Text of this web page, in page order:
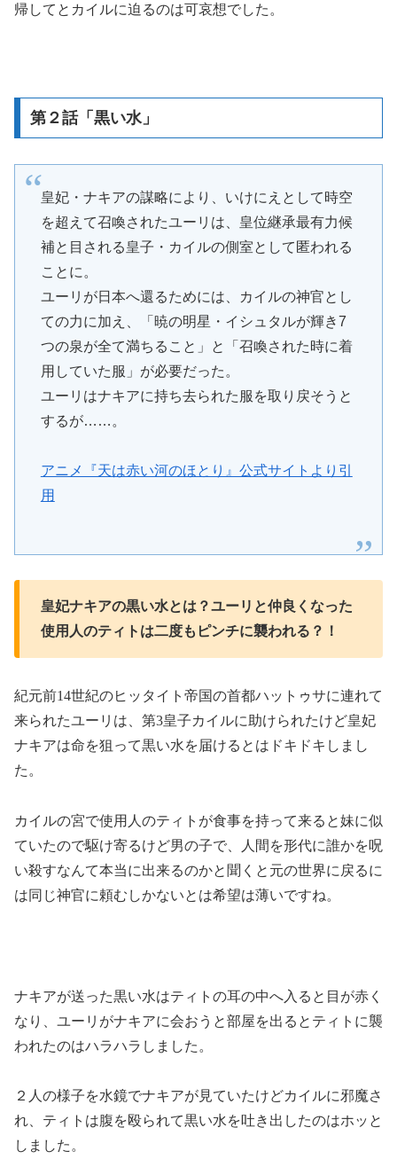
帰してとカイルに迫るのは可哀想でした。
第２話「黒い水」
皇妃・ナキアの謀略により、いけにえとして時空
を超えて召喚されたユーリは、皇位継承最有力候
補と目される皇子・カイルの側室として匿われる
ことに。
ユーリが日本へ還るためには、カイルの神官とし
ての力に加え、「暁の明星・イシュタルが輝き7
つの泉が全て満ちること」と「召喚された時に着
用していた服」が必要だった。
ユーリはナキアに持ち去られた服を取り戻そうと
するが……。
アニメ『天は赤い河のほとり』公式サイトより引
用
皇妃ナキアの黒い水とは？ユーリと仲良くなった
使用人のティトは二度もピンチに襲われる？！
紀元前14世紀のヒッタイト帝国の首都ハットゥサに連れて
来られたユーリは、第3皇子カイルに助けられたけど皇妃
ナキアは命を狙って黒い水を届けるとはドキドキしまし
た。
カイルの宮で使用人のティトが食事を持って来ると妹に似
ていたので駆け寄るけど男の子で、人間を形代に誰かを呪
い殺すなんて本当に出来るのかと聞くと元の世界に戻るに
は同じ神官に頼むしかないとは希望は薄いですね。
ナキアが送った黒い水はティトの耳の中へ入ると目が赤く
なり、ユーリがナキアに会おうと部屋を出るとティトに襲
われたのはハラハラしました。
２人の様子を水鏡でナキアが見ていたけどカイルに邪魔さ
れ、ティトは腹を殴られて黒い水を吐き出したのはホッと
しました。